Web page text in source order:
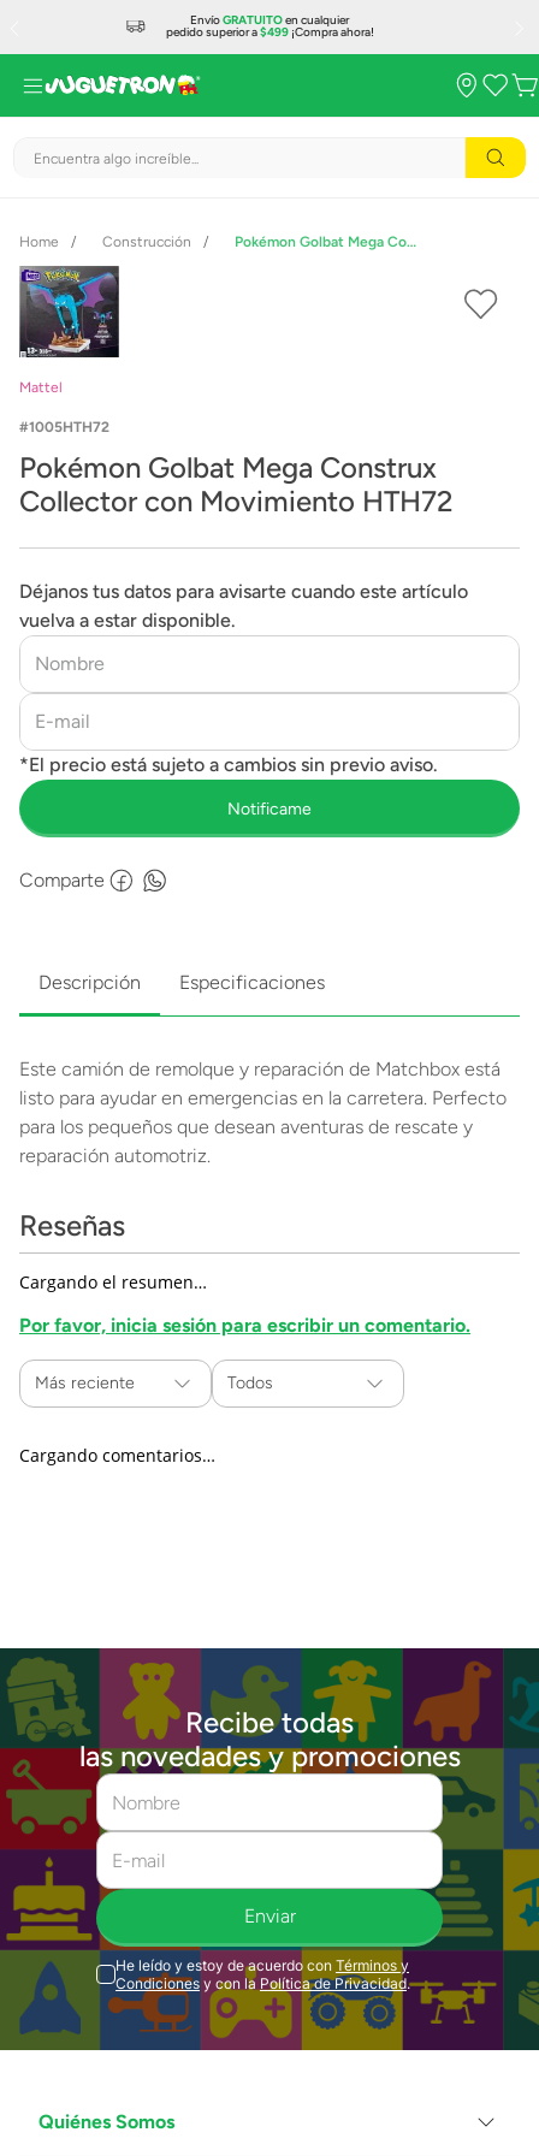
EnvíoGRATUITOen cualquier
pedido superior a$499¡Compra ahora!
Encuentra algo increíble...
Construcción Pokémon Golbat Mega Construx Collector con Movimiento HTH72
Mattel
1005HTH72
Pokémon Golbat Mega Construx
Collector con Movimiento HTH72
Déjanos tus datos para avisarte cuando este artículo
vuelva a estar disponible.
Comparte
Descripción Especificaciones
Este camión de remolque y reparación de Matchbox está
listo para ayudar en emergencias en la carretera. Perfecto
para los pequeños que desean aventuras de rescate y
reparación automotriz.
Reseñas
Cargando el resumen…
Por favor, inicia sesión para escribir un comentario.
Más reciente Todos
Cargando comentarios…
Recibe todas
las novedades y promociones
Enviar
He leído y estoy de acuerdo con Términos y
Condiciones y con la Política de Privacidad.
Quiénes Somos